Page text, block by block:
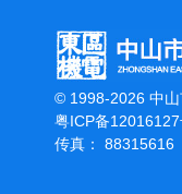
© 1998-2026 中山
粤ICP备12016127
传真：